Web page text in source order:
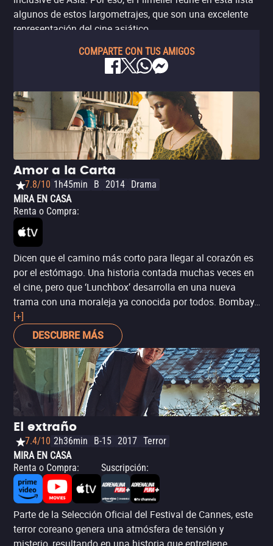
algunos de estos largometrajes, que son una excelente
representación del cine asiático.
COMPARTE CON TUS AMIGOS
Amor a la Carta
7.8/10 1h45min B 2014 Drama
MIRA EN CASA
Renta o Compra:
Dicen que el camino más corto para llegar al corazón es
por el estómago. Una historia contada muchas veces en
el cine, pero que ‘Lunchbox’ desarrolla en una nueva
trama con una moraleja ya conocida por todos. Bombay,
ciudad donde se desarrolla la trama y los viajes de tren
resultan un aliciente más que atrayente que nos
transporta a una realidad urbana del continente asiático.
[+]
DESCUBRE MÁS
El extraño
7.4/10 2h36min B-15 2017 Terror
MIRA EN CASA
Renta o Compra: Suscripción:
Parte de la Selección Oficial del Festival de Cannes, este
terror coreano genera una atmósfera de tensión y